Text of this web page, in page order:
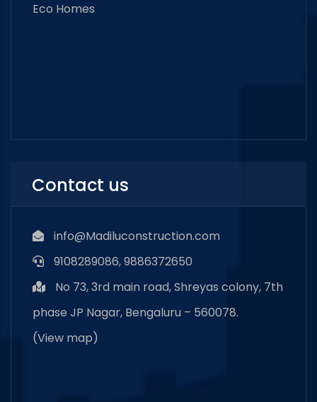
Eco Homes
Contact us
info@Madiluconstruction.com
9108289086, 9886372650
No 73, 3rd main road, Shreyas colony, 7th
phase JP Nagar, Bengaluru – 560078.
(View map)